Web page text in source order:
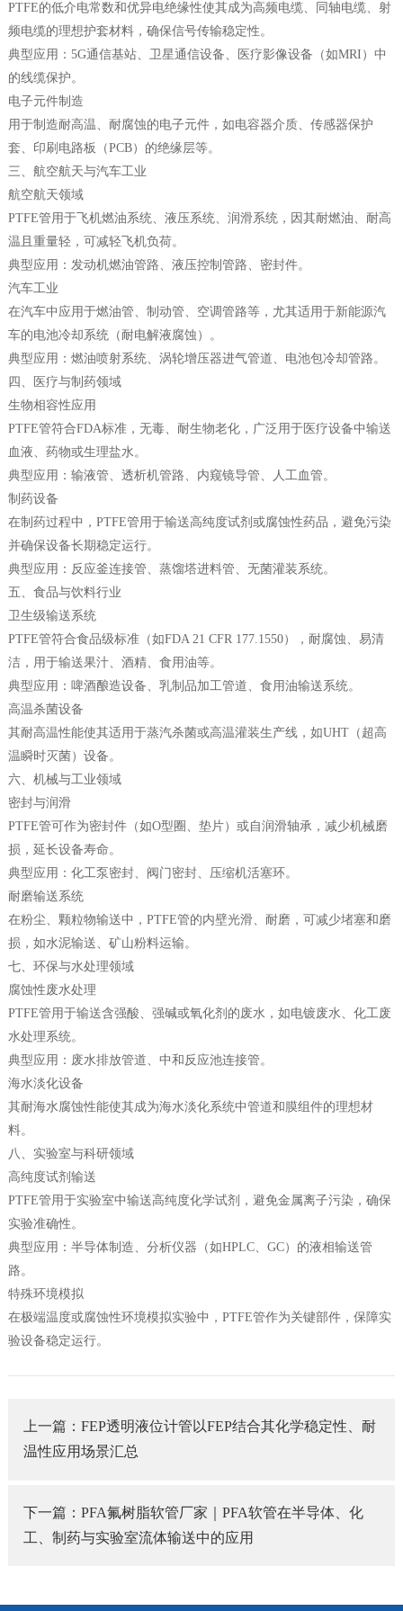
PTFE的低介电常数和优异电绝缘性使其成为高频电缆、同轴电缆、射
频电缆的理想护套材料，确保信号传输稳定性。
典型应用：5G通信基站、卫星通信设备、医疗影像设备（如MRI）中
的线缆保护。
电子元件制造
用于制造耐高温、耐腐蚀的电子元件，如电容器介质、传感器保护
套、印刷电路板（PCB）的绝缘层等。
三、航空航天与汽车工业
航空航天领域
PTFE管用于飞机燃油系统、液压系统、润滑系统，因其耐燃油、耐高
温且重量轻，可减轻飞机负荷。
典型应用：发动机燃油管路、液压控制管路、密封件。
汽车工业
在汽车中应用于燃油管、制动管、空调管路等，尤其适用于新能源汽
车的电池冷却系统（耐电解液腐蚀）。
典型应用：燃油喷射系统、涡轮增压器进气管道、电池包冷却管路。
四、医疗与制药领域
生物相容性应用
PTFE管符合FDA标准，无毒、耐生物老化，广泛用于医疗设备中输送
血液、药物或生理盐水。
典型应用：输液管、透析机管路、内窥镜导管、人工血管。
制药设备
在制药过程中，PTFE管用于输送高纯度试剂或腐蚀性药品，避免污染
并确保设备长期稳定运行。
典型应用：反应釜连接管、蒸馏塔进料管、无菌灌装系统。
五、食品与饮料行业
卫生级输送系统
PTFE管符合食品级标准（如FDA 21 CFR 177.1550），耐腐蚀、易清
洁，用于输送果汁、酒精、食用油等。
典型应用：啤酒酿造设备、乳制品加工管道、食用油输送系统。
高温杀菌设备
其耐高温性能使其适用于蒸汽杀菌或高温灌装生产线，如UHT（超高
温瞬时灭菌）设备。
六、机械与工业领域
密封与润滑
PTFE管可作为密封件（如O型圈、垫片）或自润滑轴承，减少机械磨
损，延长设备寿命。
典型应用：化工泵密封、阀门密封、压缩机活塞环。
耐磨输送系统
在粉尘、颗粒物输送中，PTFE管的内壁光滑、耐磨，可减少堵塞和磨
损，如水泥输送、矿山粉料运输。
七、环保与水处理领域
腐蚀性废水处理
PTFE管用于输送含强酸、强碱或氧化剂的废水，如电镀废水、化工废
水处理系统。
典型应用：废水排放管道、中和反应池连接管。
海水淡化设备
其耐海水腐蚀性能使其成为海水淡化系统中管道和膜组件的理想材
料。
八、实验室与科研领域
高纯度试剂输送
PTFE管用于实验室中输送高纯度化学试剂，避免金属离子污染，确保
实验准确性。
典型应用：半导体制造、分析仪器（如HPLC、GC）的液相输送管
路。
特殊环境模拟
在极端温度或腐蚀性环境模拟实验中，PTFE管作为关键部件，保障实
验设备稳定运行。
上一篇：FEP透明液位计管以FEP结合其化学稳定性、耐
温性应用场景汇总
下一篇：PFA氟树脂软管厂家｜PFA软管在半导体、化
工、制药与实验室流体输送中的应用